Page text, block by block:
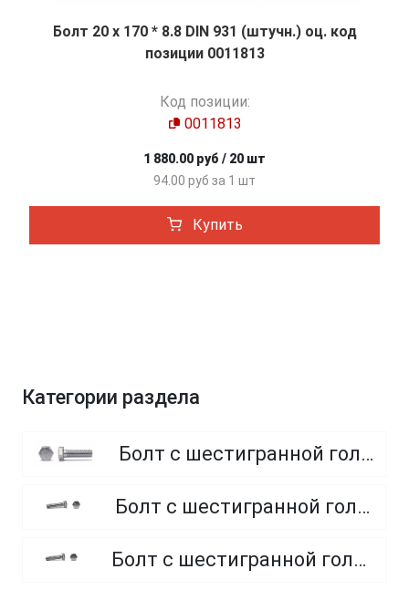
Болт 20 х 170 * 8.8 DIN 931 (штучн.) оц. код
позиции 0011813
Код позиции:
0011813
1 880.00 руб / 20 шт
94.00 руб за 1 шт
Купить
Категории раздела
Болт с шестигранной головкой, полная резьба, класс прочности 8.8
Болт с шестигранной головкой, полная резьба, класс прочности 4.8 и 5.8
Болт с шестигранной головкой, полная резьба, из нержавеющей стали A2 и A4